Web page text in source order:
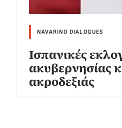
NAVARINO DIALOGUES
Ισπανικές
ακυβερνησίας
ακροδεξιάς